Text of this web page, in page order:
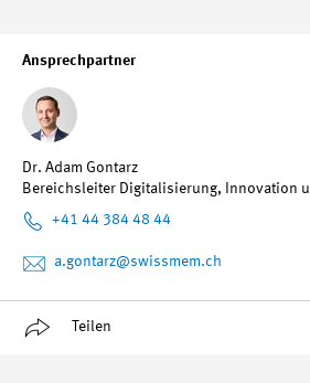
Ansprechpartner
Dr. Adam Gontarz
Bereichsleiter Digitalisierung, Innovation
+41 44 384 48 44
a.gontarz@swissmem.ch
Teilen